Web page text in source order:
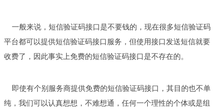
一般来说，短信验证码接口是不要钱的，现在很多短信验证码
平台都可以提供短信验证码接口服务，但使用接口发送短信就要
收费了，因此事实上免费的短信验证码接口是不存在的。
即使有个别服务商提供免费的短信验证码接口，其目的也不单
纯，我们可以认真想想，不难想通，任何一个理性的个体或是组